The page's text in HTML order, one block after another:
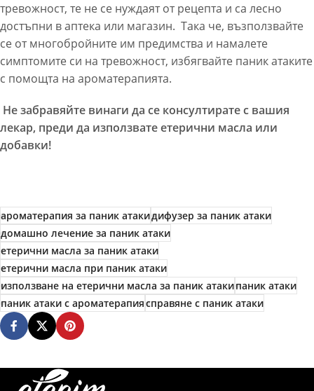
тревожност, те не се нуждаят от рецепта и са лесно
достъпни в аптека или магазин. Така че, възползвайте
се от многобройните им предимства и намалете
симптомите си на тревожност, избягвайте паник атаките
с помощта на ароматерапията.
Не забравяйте винаги да се консултирате с вашия
лекар, преди да използвате етерични масла или
добавки!
ароматерапия за паник атакидифузер за паник атаки
домашно лечение за паник атаки
етерични масла за паник атаки
етерични масла при паник атаки
използване на етерични масла за паник атакипаник атаки
паник атаки с ароматерапиясправяне с паник атаки